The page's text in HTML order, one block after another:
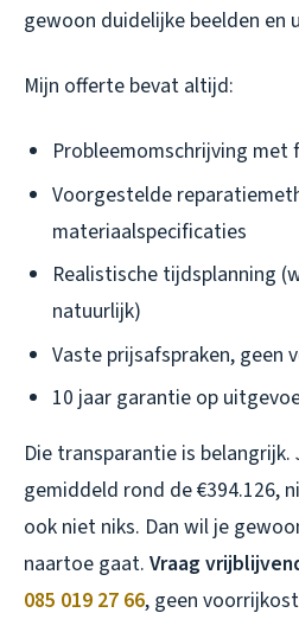
gewoon duidelijke beelden en
Mijn offerte bevat altijd:
Probleemomschrijving
Voorgestelde
materiaalspecificaties
Realistische tijdsplanning
natuurlijk)
Vaste prijsafspraken, geen
10 jaar garantie op
Die transparantie is
gemiddeld rond de €394.126,
ook niet niks. Dan wil je
naartoe gaat. Vraag
085 019 27 66, geen